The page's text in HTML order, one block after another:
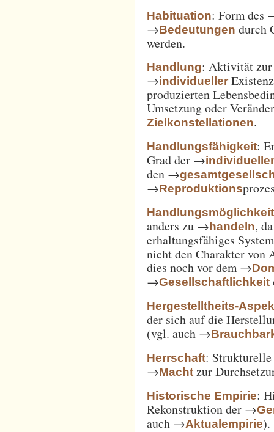
Habituation: Form des
→Bedeutungen durch
werden.
Handlung: Aktivität zur
→individueller
produzierten
Umsetzung oder
Zielkonstellationen.
Handlungsfähigkeit:
Grad der →
den →
→Reproduktions
Handlungsmöglichkeit
anders zu →handeln,
erhaltungsfähiges
nicht den Charakter von
dies noch vor dem →
→Gesellschaftlichkeit
Hergestelltheits-
der sich auf die
(vgl. auch →
Herrschaft: Strukturelle
→Macht zur
Historische Empirie:
Rekonstruktion der →
auch →Aktualempirie).